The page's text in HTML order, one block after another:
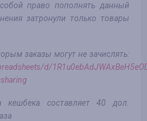
право пополнять данный
затронули только товары
заказы могут не зачислять:
d/
кешбека составляет 40 дол.